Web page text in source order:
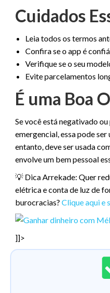
Cuidados
Leia todos os termos
Confira se o app é
Verifique se o seu
Evite parcelamentos
É uma Boa
Se você está negativado
emergencial, essa pode
entanto, deve ser usada
envolve um bem pessoal
💡 Dica Arrekade: Quer
elétrica e conta de luz de
burocracias? Clique aqui e
]]>